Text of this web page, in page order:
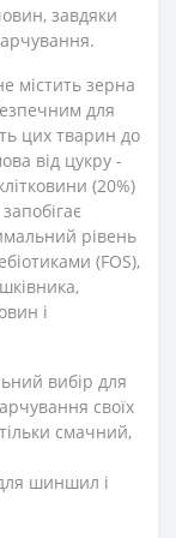
завдяки
містить зерна
для
цих тварин до
від цукру -
(20%)
рівень
(FOS),
і
вибір для
своїх
смачний,
шиншил і